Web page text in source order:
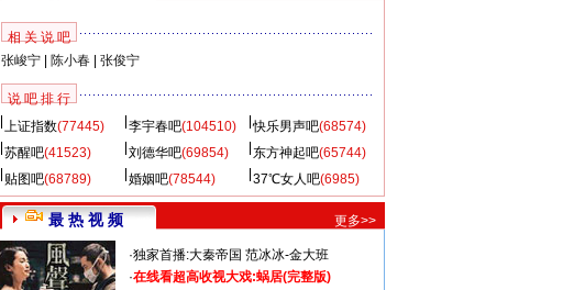
相 关 说 吧
张峻宁| 陈小春| 张俊宁
说 吧 排 行
上证指数(77445) 李宇春吧(104510) 快乐男声吧(68574)
苏醒吧(41523) 刘德华吧(69854) 东方神起吧(65744)
贴图吧(68789) 婚姻吧(78544) 37℃女人吧(6985)
最 热 视 频 更多>>
·独家首播:大秦帝国 范冰冰-金大班
·在线看超高收视大戏:蜗居(完整版)